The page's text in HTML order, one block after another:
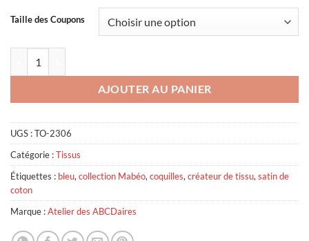
Taille des Coupons
AJOUTER AU PANIER
UGS :TO-2306
Catégorie :Tissus
Étiquettes : bleu,collection Mabéo,coquilles,créateur de tissu,satin de
coton
Marque :Atelier des ABCDaires